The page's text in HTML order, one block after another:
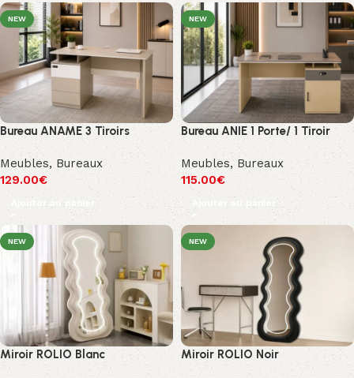
NEW
Bureau ANAME 3 Tiroirs
Meubles, Bureaux
129.00€
Ajouter au panier
NEW
Bureau ANIE 1 Porte/ 1 Tiroir
Meubles, Bureaux
115.00€
Ajouter au panier
NEW
Miroir ROLIO Blanc
NEW
Miroir ROLIO Noir